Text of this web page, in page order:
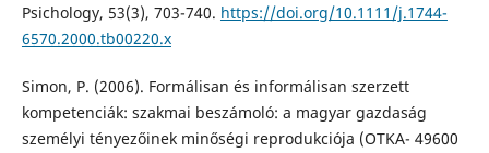
Psichology, 53(3), 703-740. https://doi.org/10.1111/j.1744-
6570.2000.tb00220.x
Simon, P. (2006). Formálisan és informálisan szerzett
kompetenciák: szakmai beszámoló: a magyar gazdaság
személyi tényezőinek minőségi reprodukciója (OTKA- 49600